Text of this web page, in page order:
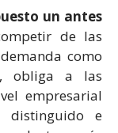
un antes
de las
como
obliga a las
empresarial
distinguido e